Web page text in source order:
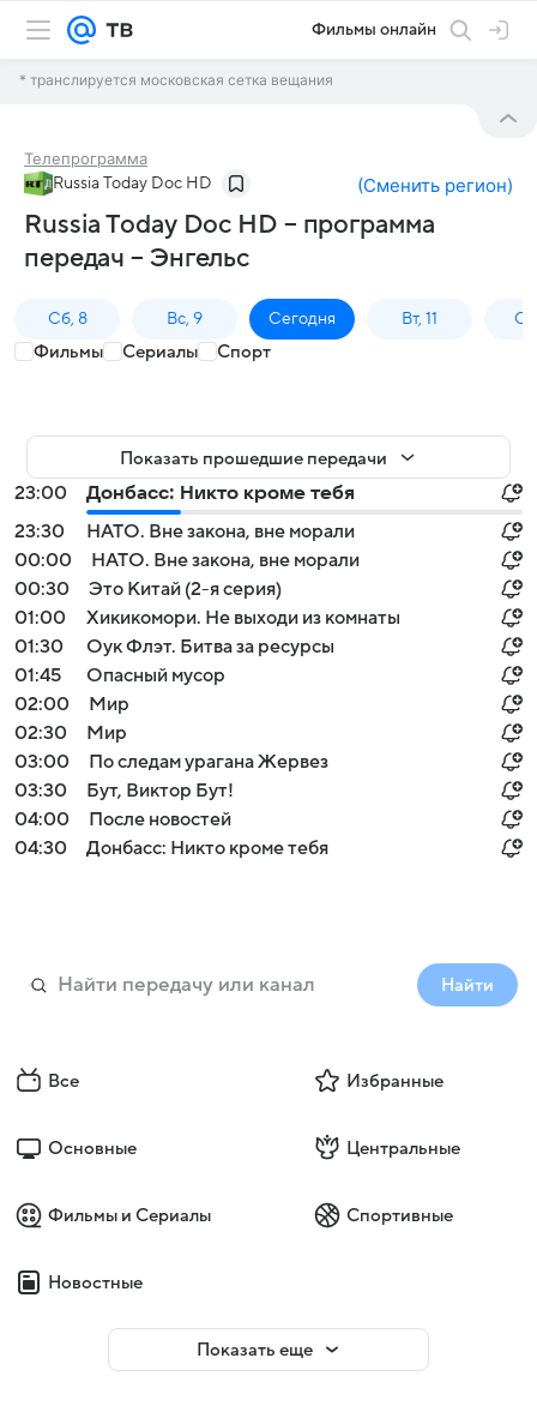
Фильмы онлайн
* транслируется московская сетка вещания
Телепрограмма
Russia Today Doc HD (Сменить регион)
Russia Today Doc HD – программа
передач – Энгельс
Сб, 8 Вс, 9 Сегодня Вт, 11
Фильмы Сериалы Спорт
Показать прошедшие передачи
23:00
Донбасс: Никто кроме тебя
23:30
НАТО. Вне закона, вне морали
00:00
НАТО. Вне закона, вне морали
00:30
Это Китай (2-я серия)
01:00
Хикикомори. Не выходи из комнаты
01:30
Оук Флэт. Битва за ресурсы
01:45
Опасный мусор
02:00
Мир
02:30
Мир
03:00
По следам урагана Жервез
03:30
Бут, Виктор Бут!
04:00
После новостей
04:30
Донбасс: Никто кроме тебя
Найти
Все Избранные
Основные Центральные
Фильмы и Сериалы Спортивные
Новостные
Показать еще